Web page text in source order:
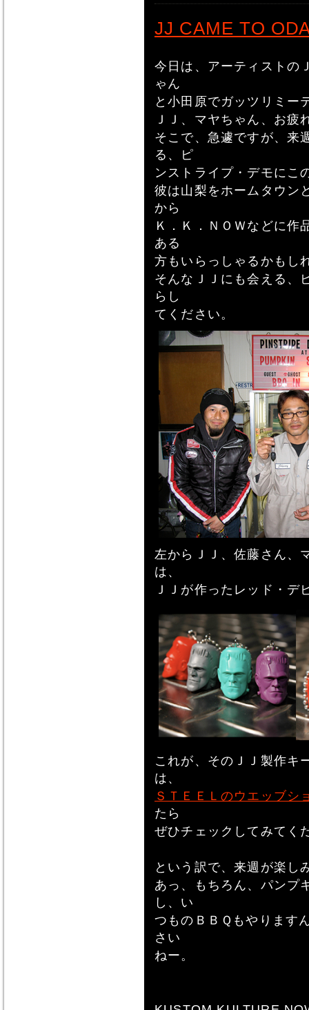
JJ CAME TO
今日は、アーティストの
ゃん
と小田原でガッツリミー
ＪＪ、マヤちゃん、お疲
そこで、急遽ですが、来
る、ピ
ンストライプ・デモにこ
彼は山梨をホームタウン
から
Ｋ．Ｋ．ＮＯＷなどに作
ある
方もいらっしゃるかもし
そんなＪＪにも会える、
らし
てください。
左からＪＪ、佐藤さん、
は、
ＪＪが作ったレッド・デ
これが、そのＪＪ製作キ
は、
ＳＴＥＥＬのウエッブシ
たら
ぜひチェックしてみてく
という訳で、来週が楽し
あっ、もちろん、パンプ
し、い
つものＢＢＱもやります
さい
ねー。